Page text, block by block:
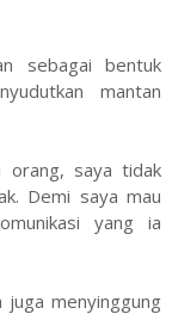
sebagai bentuk
mantan
orang, saya tidak
Demi saya mau
yang ia
juga menyinggung